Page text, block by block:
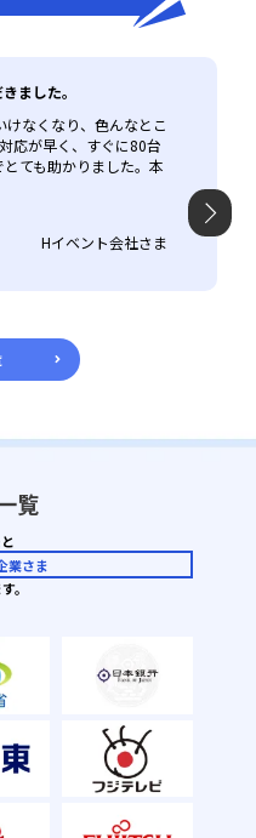
ました。
なくなり、色んなとこ
応が早く、すぐに80台
ても助かりました。本
Hイベント会社さま
覧
業さま
。